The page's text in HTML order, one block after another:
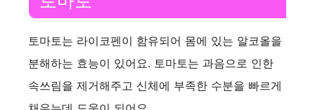
토마토는 라이코펜이 함유되어 몸에 있는 알코올을
분해하는 효능이 있어요. 토마토는 과음으로 인한
속쓰림을 제거해주고 신체에 부족한 수분을 빠르게